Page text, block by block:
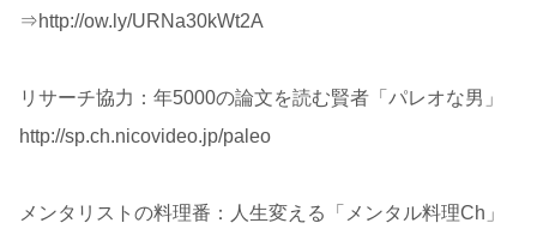
⇒http://ow.ly/URNa30kWt2A
リサーチ協力：年5000の論文を読む賢者「パレオな男」
http://sp.ch.nicovideo.jp/paleo
メンタリストの料理番：人生変える「メンタル料理Ch」